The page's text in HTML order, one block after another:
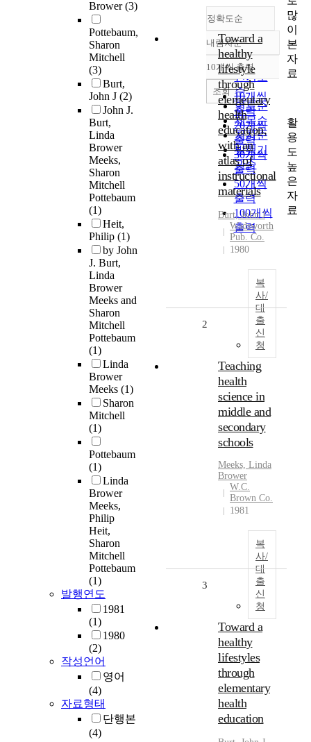
Brower(3)
Pottebaum,
Sharon
Mitchell
(3)
Burt,
John J (2)
John J.
Burt,
Linda
Brower
Meeks,
Sharon
Mitchell
Pottebaum
(1)
Heit,
Philip (1)
by John
J. Burt,
Linda
Brower
Meeks and
Sharon
Mitchell
Pottebaum
(1)
Linda
Brower
Meeks (1)
Sharon
Mitchell
(1)
Pottebaum
(1)
Linda
Brower
Meeks,
Philip
Heit,
Sharon
Mitchell
Pottebaum
(1)
발행연도
1981
(1)
1980
(2)
작성언어
영어
(4)
자료형태
단행본
(4)
정확도순
정확도
순
인기도
순
연도순
제목순
저자순
발행기
관순
내림차순
내림차순
10개씩 출력
10개씩
출력
20개씩
출력
30개씩
출력
50개씩
출력
100개씩
출력
조회
Toward a
healthy
lifestyle
through
elementary
health
education,
with an
atlas of
instructional
materials
Burt, John J
Wadsworth
Pub. Co.
1980
복
사/
대
출
신
청
2
Teaching
health
science in
middle and
secondary
schools
Meeks, Linda
Brower
W.C.
Brown Co.
1981
복
사/
대
출
신
청
3
Toward a
healthy
lifestyles
through
elementary
health
education
많
이
본
자
료
활
용
도
높
은
자
료